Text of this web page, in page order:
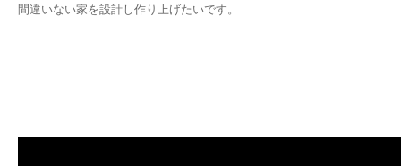
間違いない家を設計し作り上げたいです。